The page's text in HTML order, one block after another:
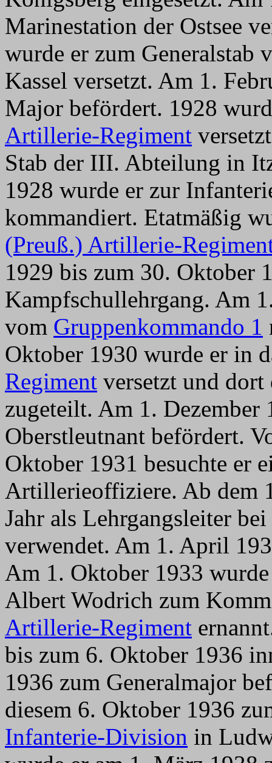
Marinestation der Ostsee
wurde er zum Generalstab
Kassel versetzt. Am 1.
Major befördert. 1928
Artillerie-Regiment
Stab der III. Abteilung in
1928 wurde er zur
kommandiert. Etatmäßig
(Preuß.) Artillerie-
1929 bis zum 30. Oktober
Kampfschullehrgang. Am
vom Gruppenkommando 1
Oktober 1930 wurde er in
Regiment versetzt und
zugeteilt. Am 1. Dezember
Oberstleutnant befördert.
Oktober 1931 besuchte er
Artillerieoffiziere. Ab dem
Jahr als Lehrgangsleiter
verwendet. Am 1. April
Am 1. Oktober 1933
Albert Wodrich zum
Artillerie-Regiment
bis zum 6. Oktober 1936
1936 zum Generalmajor
diesem 6. Oktober 1936
Infanterie-Division in